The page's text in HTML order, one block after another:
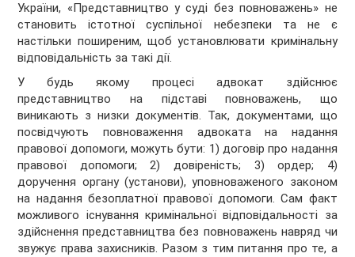
України, «Представництво у суді без повноважень» не
становить істотної суспільної небезпеки та не є
настільки поширеним, щоб установлювати кримінальну
відповідальність за такі дії.
У будь якому процесі адвокат здійснює
представництво на підставі повноважень, що
виникають з низки документів. Так, документами, що
посвідчують повноваження адвоката на надання
правової допомоги, можуть бути: 1) договір про надання
правової допомоги; 2) довіреність; 3) ордер; 4)
доручення органу (установи), уповноваженого законом
на надання безоплатної правової допомоги. Сам факт
можливого існування кримінальної відповідальності за
здійснення представництва без повноважень навряд чи
звужує права захисників. Разом з тим питання про те, а